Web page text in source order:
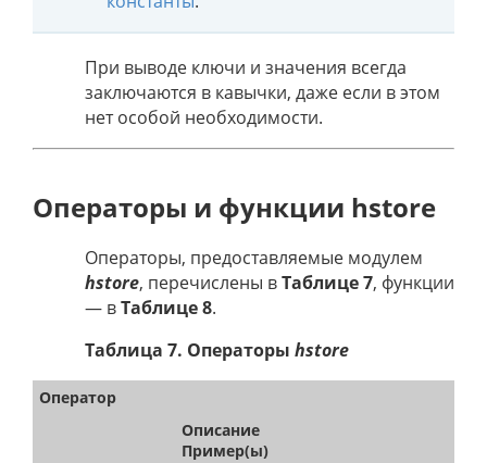
При выводе ключи и значения всегда
заключаются в кавычки, даже если в этом
нет особой необходимости.
Операторы и функции hstore
Операторы, предоставляемые модулем
hstore, перечислены вТаблице 7, функции
— вТаблице 8.
Таблица 7. Операторы hstore
Оператор
Описание
Пример(ы)